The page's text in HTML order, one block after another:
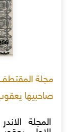
صاحبيها
المجلة